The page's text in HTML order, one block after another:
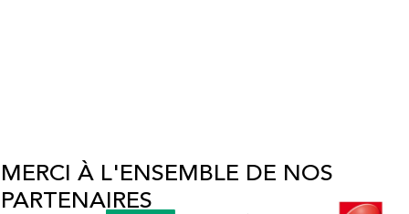
MERCI À L'ENSEMBLE DE NOS
PARTENAIRES